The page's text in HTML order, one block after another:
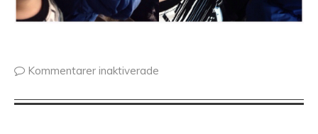
Kommentarer inaktiverade